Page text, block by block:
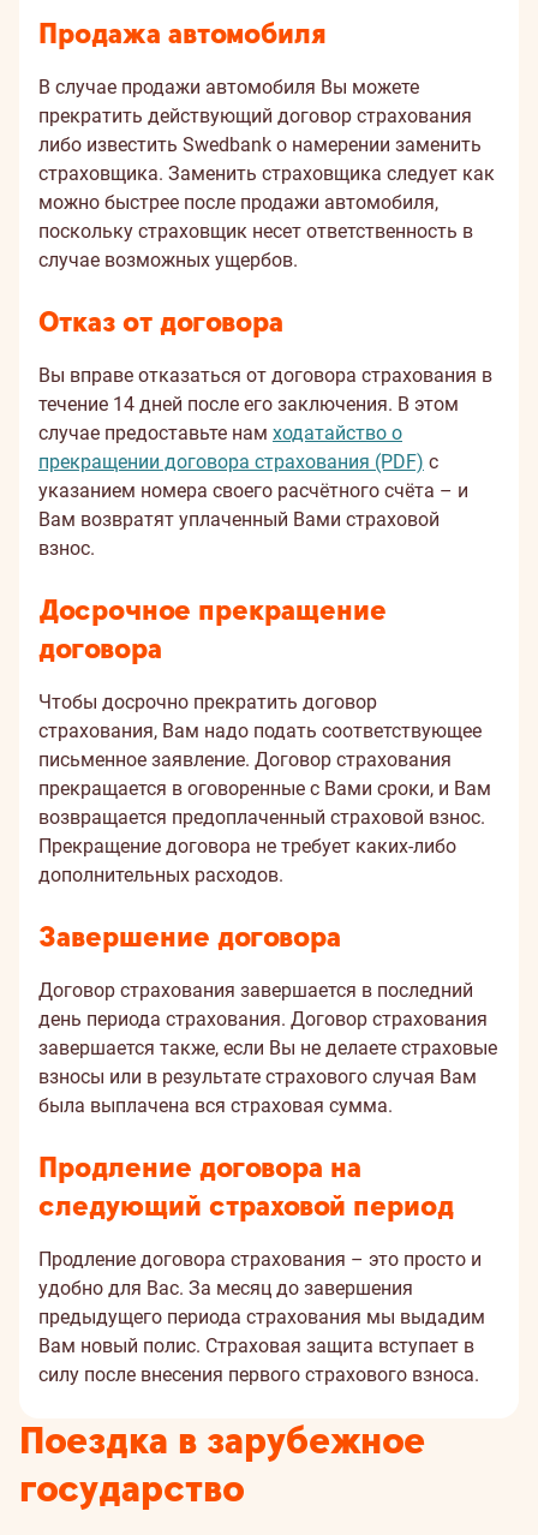
Продажа автомобиля
В случае продажи автомобиля Вы можете
прекратить действующий договор страхования
либо известить Swedbank о намерении заменить
страховщика. Заменить страховщика следует как
можно быстрее после продажи автомобиля,
поскольку страховщик несет ответственность в
случае возможных ущербов.
Отказ от договора
Вы вправе отказаться от договора страхования в
течение 14 дней после его заключения. В этом
случае предоставьте нам ходатайство о
прекращении договора страхования (PDF) с
указанием номера своего расчётного счёта – и
Вам возвратят уплаченный Вами страховой
взнос.
Досрочное прекращение
договора
Чтобы досрочно прекратить договор
страхования, Вам надо подать соответствующее
письменное заявление. Договор страхования
прекращается в оговоренные с Вами сроки, и Вам
возвращается предоплаченный страховой взнос.
Прекращение договора не требует каких-либо
дополнительных расходов.
Завершение договора
Договор страхования завершается в последний
день периода страхования. Договор страхования
завершается также, если Вы не делаете страховые
взносы или в результате страхового случая Вам
была выплачена вся страховая сумма.
Продление договора на
следующий страховой период
Продление договора страхования – это просто и
удобно для Вас. За месяц до завершения
предыдущего периода страхования мы выдадим
Вам новый полис. Страховая защита вступает в
силу после внесения первого страхового взноса.
Поездка в зарубежное
государство